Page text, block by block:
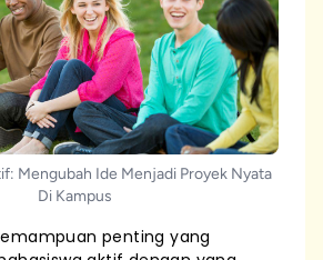
Mengubah Ide Menjadi Proyek Nyata
Di Kampus
penting yang